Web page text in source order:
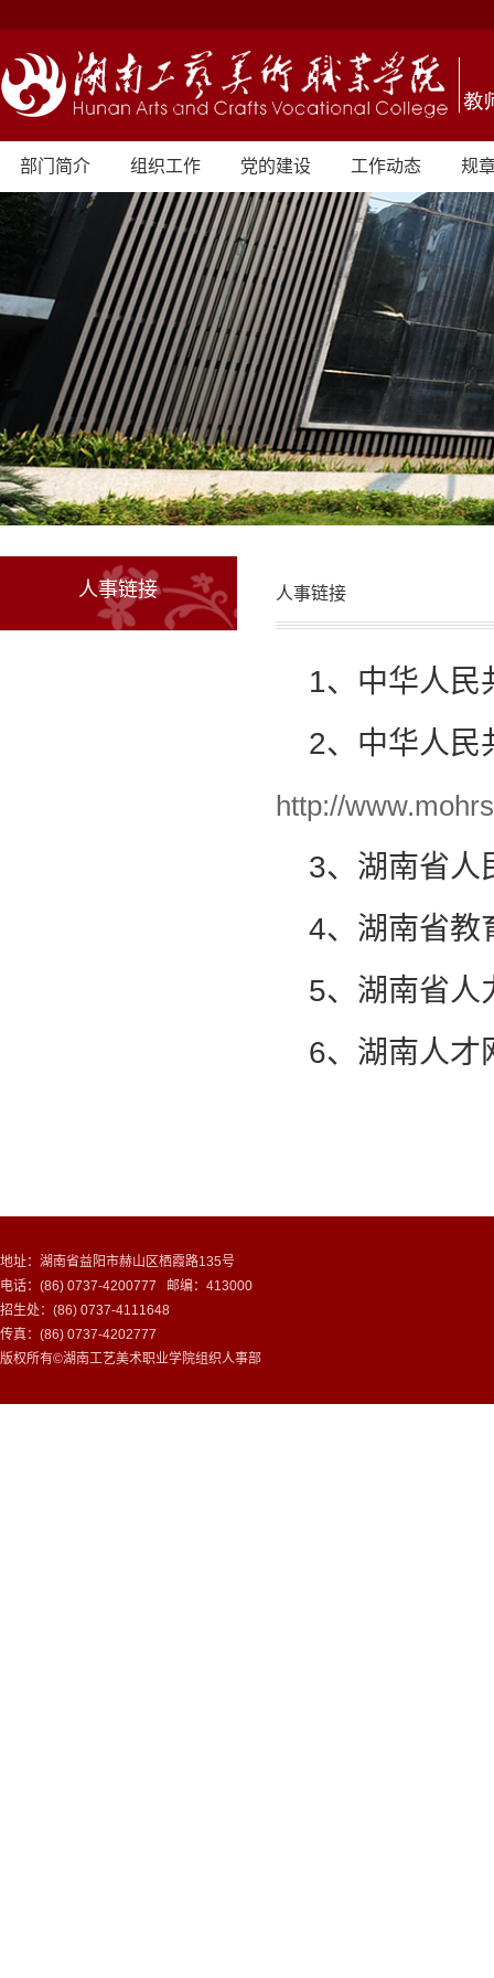
部门简介 组织工作 党的建设 工作动态 规
人事链接 人事链接
1、中华人民
2、中华人民
http://
3、湖南省人
4、湖南省教
5、湖南省人
6、湖南人才
地址：湖南省益阳市赫山区栖霞路135号
电话：(86) 0737-4200777 邮编：413000
招生处：(86) 0737-4111648
传真：(86) 0737-4202777
版权所有©湖南工艺美术职业学院组织人事部